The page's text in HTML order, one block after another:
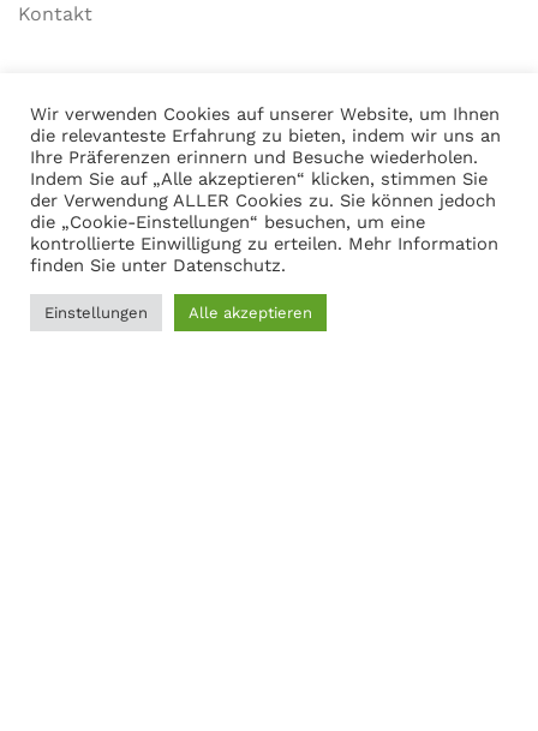
Kontakt
Mein Konto
Anmelden
Warenkorb anzeigen
Adresse
Martin Gasch
Wir verwenden Cookies auf unserer Website, um Ihnen
die relevanteste Erfahrung zu bieten, indem wir uns an
Ihre Präferenzen erinnern und Besuche wiederholen.
Indem Sie auf „Alle akzeptieren“ klicken, stimmen Sie
der Verwendung ALLER Cookies zu. Sie können jedoch
die „Cookie-Einstellungen“ besuchen, um eine
kontrollierte Einwilligung zu erteilen. Mehr Information
finden Sie unter Datenschutz.
Einstellungen Alle akzeptieren